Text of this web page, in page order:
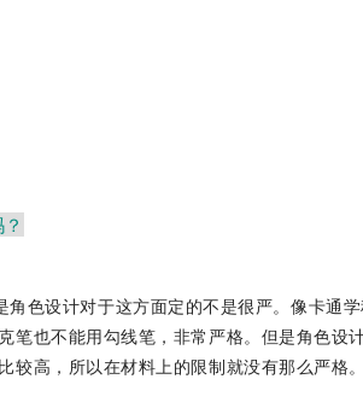
角色设计对于这方面定的不是很严。像卡通
笔也不能用勾线笔，非常严格。但是角色设
较高，所以在材料上的限制就没有那么严格